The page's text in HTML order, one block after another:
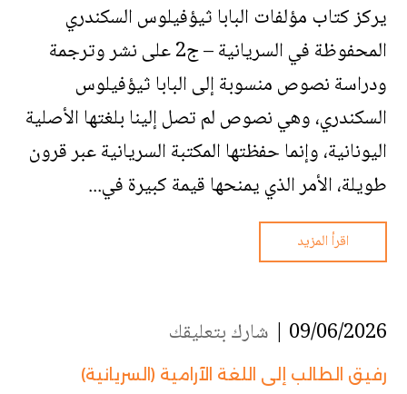
يركز كتاب مؤلفات البابا ثيؤفيلوس السكندري
المحفوظة في السريانية – ج2 على نشر وترجمة
ودراسة نصوص منسوبة إلى البابا ثيؤفيلوس
السكندري، وهي نصوص لم تصل إلينا بلغتها الأصلية
اليونانية، وإنما حفظتها المكتبة السريانية عبر قرون
طويلة، الأمر الذي يمنحها قيمة كبيرة في...
اقرأ المزيد
09/06/2026 | شارك بتعليقك
رفيق الطالب إلى اللغة الآرامية (السريانية)